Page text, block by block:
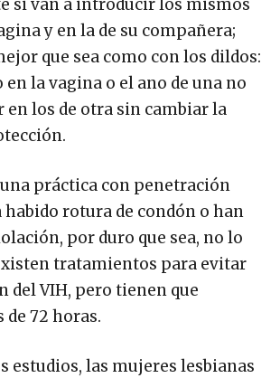
si van a introducir los mismos
y en la de su compañera;
que sea como con los dildos:
la vagina o el ano de una no
en los de otra sin cambiar la
práctica con penetración
habido rotura de condón o han
por duro que sea, no lo
tratamientos para evitar
del VIH, pero tienen que
72 horas.
estudios, las mujeres lesbianas